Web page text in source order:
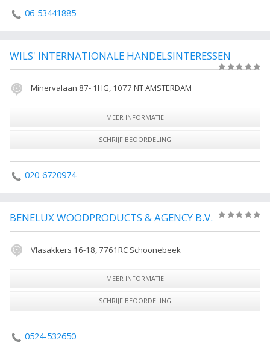
06-53441885
WILS' INTERNATIONALE HANDELSINTERESSEN
Minervalaan 87- 1HG, 1077 NT AMSTERDAM
MEER INFORMATIE
SCHRIJF BEOORDELING
020-6720974
BENELUX WOODPRODUCTS & AGENCY B.V.
Vlasakkers 16-18, 7761RC Schoonebeek
MEER INFORMATIE
SCHRIJF BEOORDELING
0524-532650